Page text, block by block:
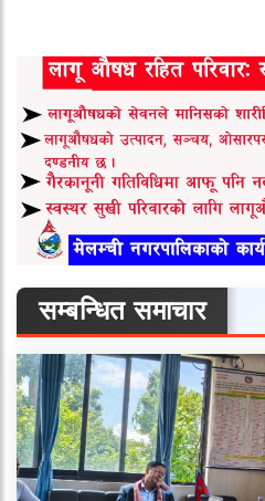
सम्बन्धित समाचार